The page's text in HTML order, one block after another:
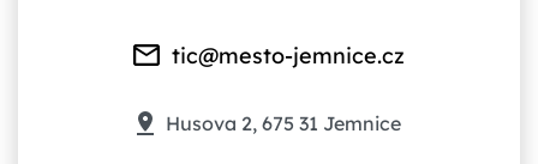
tic@mesto-jemnice.cz
Husova 2, 675 31 Jemnice